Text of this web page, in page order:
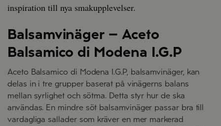
inspiration till nya smakupplevelser.
Balsamvinäger – Aceto
Balsamico di Modena I.G.P
Aceto Balsamico di Modena I.G.P, balsamvinäger, kan
delas in i tre grupper baserat på vinägerns balans
mellan syrlighet och sötma. Detta styr hur de ska
användas. En mindre söt balsamvinäger passar bra till
vardagliga sallader som kräver en mer markerad